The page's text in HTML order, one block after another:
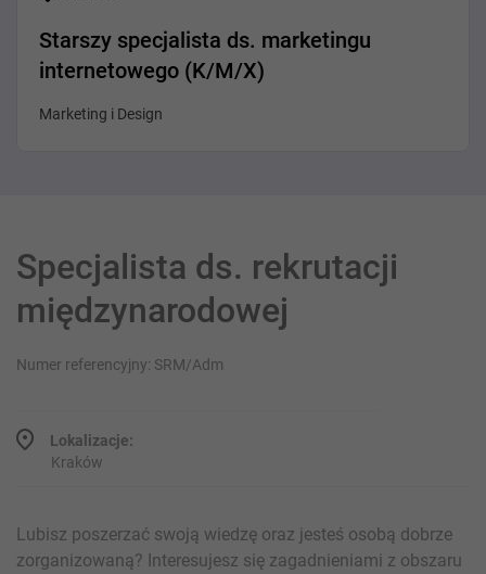
Starszy specjalista ds. marketingu
internetowego (K/M/X)
Marketing i Design
Specjalista ds. rekrutacji
międzynarodowej
Numer referencyjny: SRM/Adm
Lokalizacje:
Kraków
Lubisz poszerzać swoją wiedzę oraz jesteś osobą dobrze
zorganizowaną? Interesujesz się zagadnieniami z obszaru